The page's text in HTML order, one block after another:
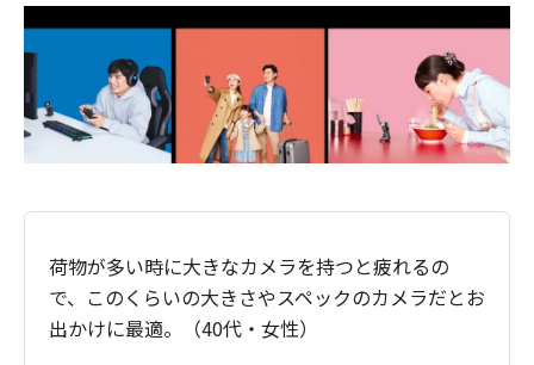
荷物が多い時に大きなカメラを持つと疲れるの
で、このくらいの大きさやスペックのカメラだとお
出かけに最適。（40代・女性）